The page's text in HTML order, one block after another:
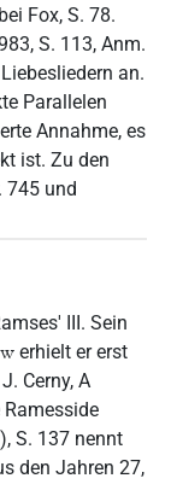
Fox, S. 78.
S. 113, Anm.
an.
Parallelen
Annahme, es
ist. Zu den
745 und
III. Sein
erhielt er erst
Cerny, A
S. 137 nennt
den Jahren 27,